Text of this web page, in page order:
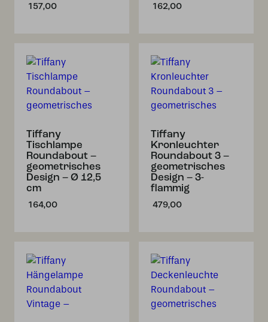
157,00 162,00
Tiffany
Tischlampe
Roundabout –
geometrisches
Design – Ø 12,5
cm
164,00
Tiffany
Kronleuchter
Roundabout 3 –
geometrisches
Design – 3-
flammig
479,00